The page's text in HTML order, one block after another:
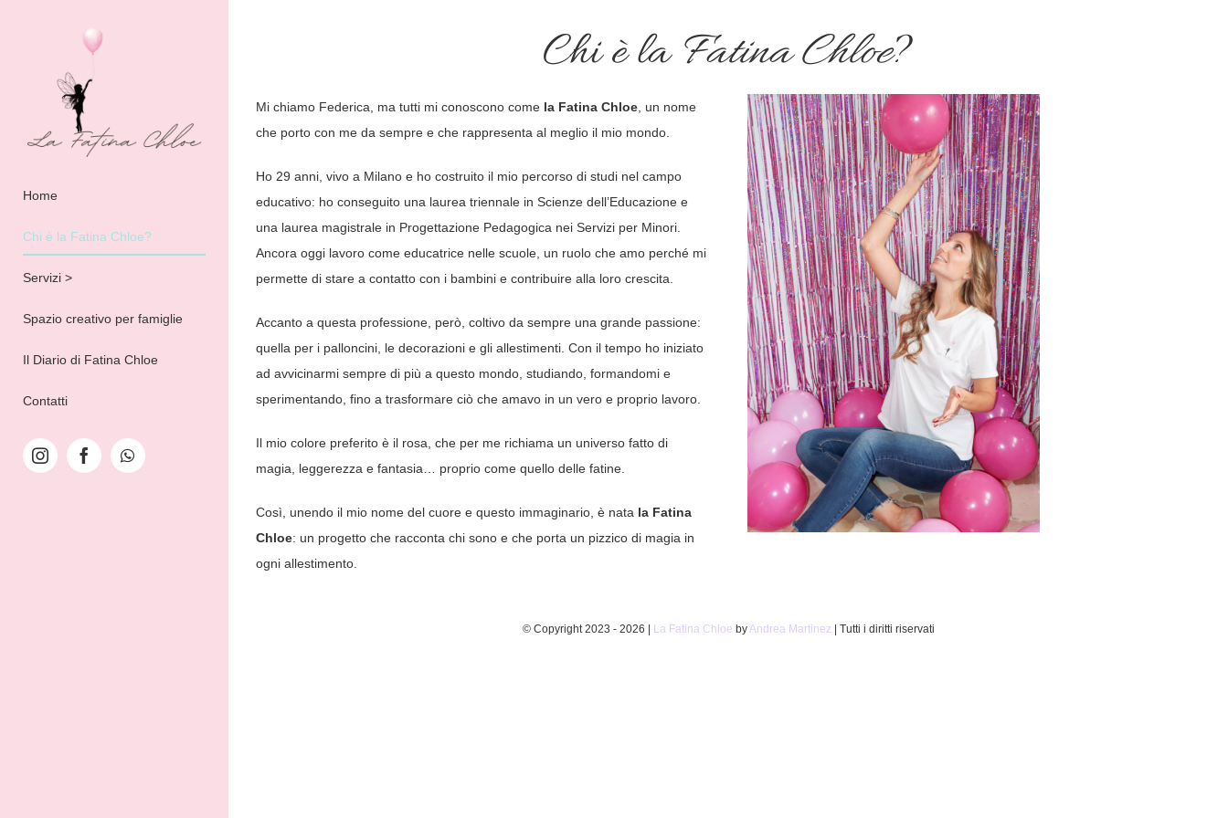
Home
Chi è la Fatina Chloe?
Servizi >
Spazio creativo per famiglie
Il Diario di Fatina Chloe
Contatti
Chi è la Fatina Chloe?
Mi chiamo Federica, ma tutti mi conoscono come la Fatina Chloe, un nome
che porto con me da sempre e che rappresenta al meglio il mio mondo.
Ho 29 anni, vivo a Milano e ho costruito il mio percorso di studi nel campo
educativo: ho conseguito una laurea triennale in Scienze dell’Educazione e
una laurea magistrale in Progettazione Pedagogica nei Servizi per Minori.
Ancora oggi lavoro come educatrice nelle scuole, un ruolo che amo perché mi
permette di stare a contatto con i bambini e contribuire alla loro crescita.
Accanto a questa professione, però, coltivo da sempre una grande passione:
quella per i palloncini, le decorazioni e gli allestimenti. Con il tempo ho iniziato
ad avvicinarmi sempre di più a questo mondo, studiando, formandomi e
sperimentando, fino a trasformare ciò che amavo in un vero e proprio lavoro.
Il mio colore preferito è il rosa, che per me richiama un universo fatto di
magia, leggerezza e fantasia… proprio come quello delle fatine.
Così, unendo il mio nome del cuore e questo immaginario, è nata la Fatina
Chloe: un progetto che racconta chi sono e che porta un pizzico di magia in
ogni allestimento.
© Copyright 2023 - 2026 | La Fatina Chloe byAndrea Martinez | Tutti i diritti riservati